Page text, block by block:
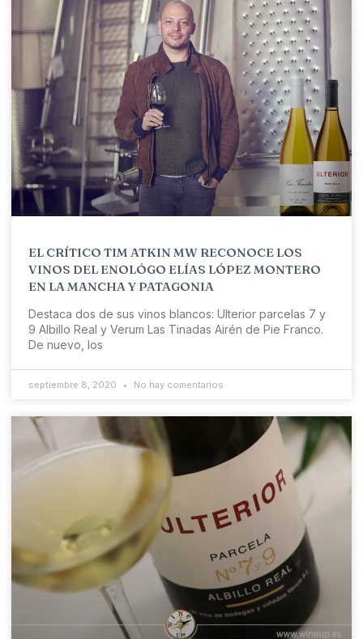
EL CRÍTICO TIM ATKIN MW RECONOCE LOS
VINOS DEL ENOLÓGO ELÍAS LÓPEZ MONTERO
EN LA MANCHA Y PATAGONIA
Destaca dos de sus vinos blancos: Ulterior parcelas 7 y
9 Albillo Real y Verum Las Tinadas Airén de Pie Franco.
De nuevo, los
septiembre 8, 2020 No hay comentarios